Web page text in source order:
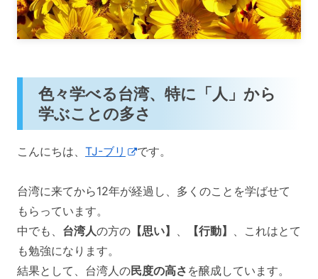
色々学べる台湾、特に「人」から
学ぶことの多さ
こんにちは、 TJ-ブリ です。
台湾に来てから12年が経過し、多くのことを学ばせて
もらっています。
中でも、 台湾人の方の 【思い】 、 【行動】 、これはとて
も勉強になります。
結果として、台湾人の民度の高さ を醸成しています。